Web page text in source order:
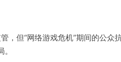
，但“网络游戏危机”期间的公众